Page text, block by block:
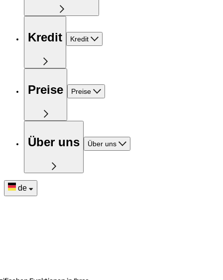
Kredit Kredit
Preise Preise
Über uns Über uns
de